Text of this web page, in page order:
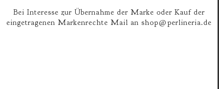
Bei Interesse zur Übernahme der Marke oder Kauf der
eingetragenen Markenrechte Mail an shop@perlineria.de